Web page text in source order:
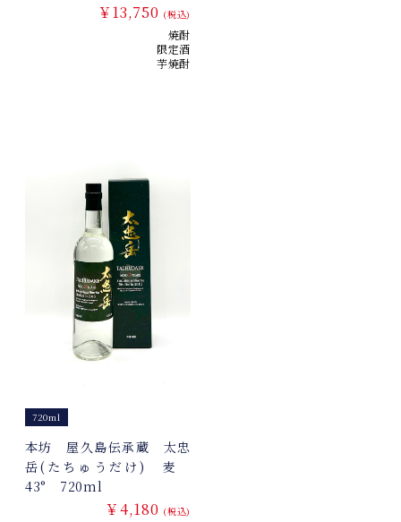
￥13,750 (税込)
焼酎
限定酒
芋焼酎
720ml
本坊 屋久島伝承蔵 太忠
岳(たちゅうだけ) 麦
43° 720ml
￥4,180 (税込)